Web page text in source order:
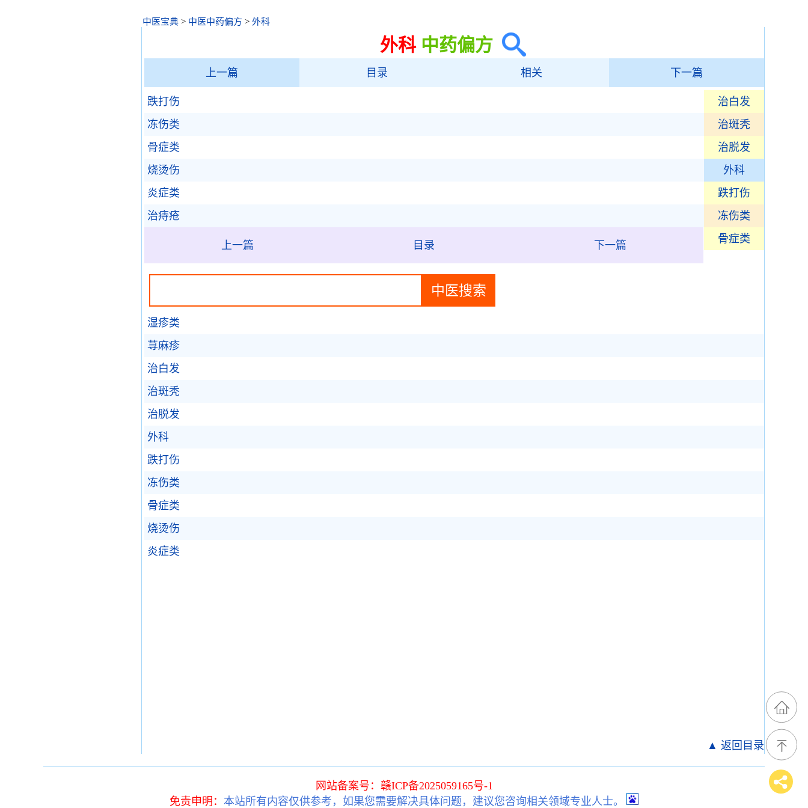
中医宝典 > 中医中药偏方 > 外科
外科 中药偏方
上一篇 目录 相关 下一篇
治白发
治斑秃
治脱发
外科
跌打伤
冻伤类
骨症类
跌打伤
冻伤类
骨症类
烧烫伤
炎症类
治痔疮
上一篇 目录 下一篇
湿疹类
荨麻疹
治白发
治斑秃
治脱发
外科
跌打伤
冻伤类
骨症类
烧烫伤
炎症类
▲ 返回目录
网站备案号：赣ICP备2025059165号-1
免责申明： 本站所有内容仅供参考，如果您需要解决具体问题，建议您咨询相关领域专业人士。